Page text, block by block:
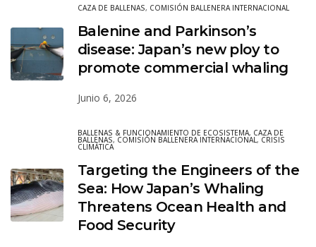
CAZA DE BALLENAS, COMISIÓN BALLENERA INTERNACIONAL
Balenine and Parkinson’s
disease: Japan’s new ploy to
promote commercial whaling
Junio 6, 2026
BALLENAS & FUNCIONAMIENTO DE ECOSISTEMA, CAZA DE
BALLENAS, COMISIÓN BALLENERA INTERNACIONAL, CRISIS
CLIMÁTICA
Targeting the Engineers of the
Sea: How Japan’s Whaling
Threatens Ocean Health and
Food Security